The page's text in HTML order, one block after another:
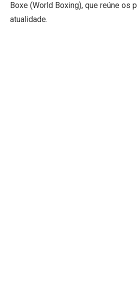
Boxe (World Boxing), que reúne os
atualidade.